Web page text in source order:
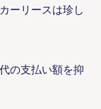
ーリースは珍し
の支払い額を抑